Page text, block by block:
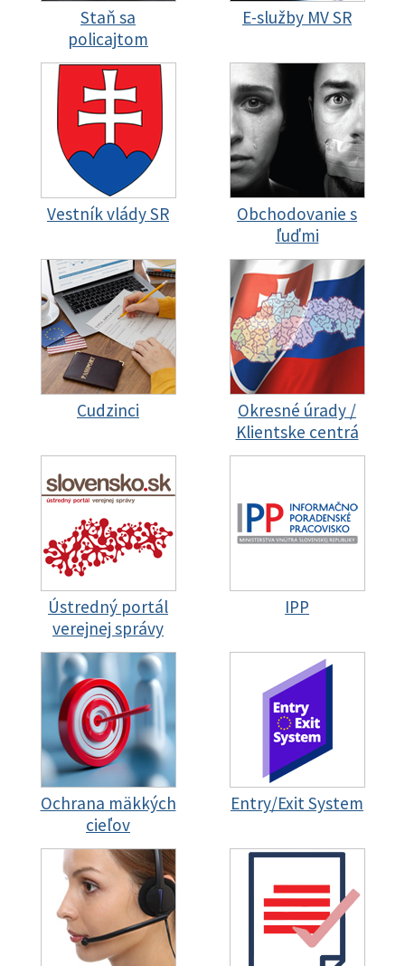
Staň sa
policajtom
E-služby MV SR
Vestník vlády SR
Obchodovanie s
ľuďmi
Cudzinci
Okresné úrady /
Klientske centrá
Ústredný portál
verejnej správy
IPP
Ochrana mäkkých
cieľov
Entry/Exit System